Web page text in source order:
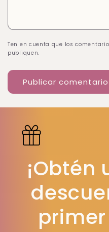
Ten en cuenta que los
publiquen.
¡Obtén